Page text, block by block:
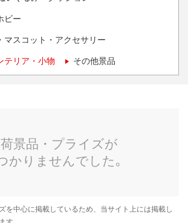
ビー
マスコット・アクセサリー
テリア・小物 その他景品